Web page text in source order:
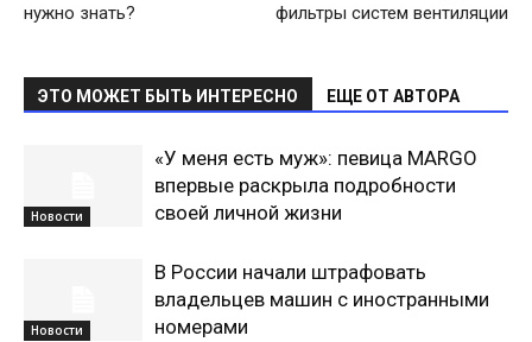
нужно знать?
фильтры систем вентиляции
ЭТО МОЖЕТ БЫТЬ ИНТЕРЕСНО ЕЩЕ ОТ АВТОРА
Новости
«У меня есть муж»: певица MARGO
впервые раскрыла подробности
своей личной жизни
Новости
В России начали штрафовать
владельцев машин с иностранными
номерами